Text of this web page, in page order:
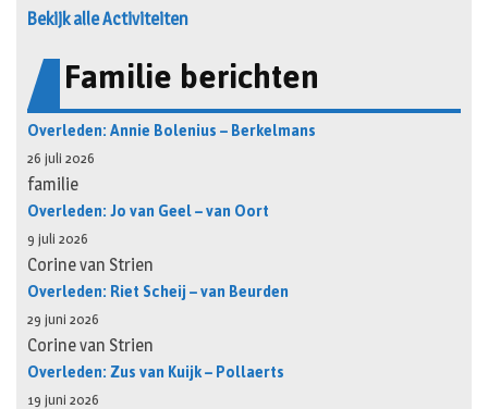
Bekijk alle Activiteiten
Familie berichten
Overleden: Annie Bolenius – Berkelmans
26 juli 2026
familie
Overleden: Jo van Geel – van Oort
9 juli 2026
Corine van Strien
Overleden: Riet Scheij – van Beurden
29 juni 2026
Corine van Strien
Overleden: Zus van Kuijk – Pollaerts
19 juni 2026